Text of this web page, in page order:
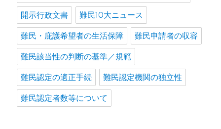
開示行政文書 難民10大ニュース
難民・庇護希望者の生活保障 難民申請者の収容
難民該当性の判断の基準／規範
難民認定の適正手続 難民認定機関の独立性
難民認定者数等について